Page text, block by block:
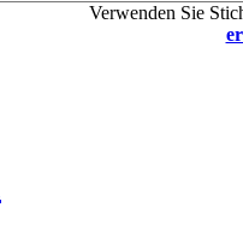
Verwenden Sie